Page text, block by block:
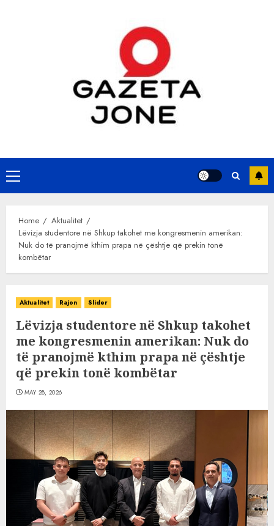
Primary
Menu
Home
Aktualitet
Lëvizja studentore në Shkup takohet me kongresmenin amerikan:
Nuk do të pranojmë kthim prapa në çështje që prekin tonë
kombëtar
Aktualitet Rajon Slider
Lëvizja studentore në Shkup takohet
me kongresmenin amerikan: Nuk do
të pranojmë kthim prapa në çështje
që prekin tonë kombëtar
MAY 28, 2026